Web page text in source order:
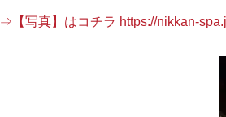
⇒【写真】はコチラ https://nikkan-